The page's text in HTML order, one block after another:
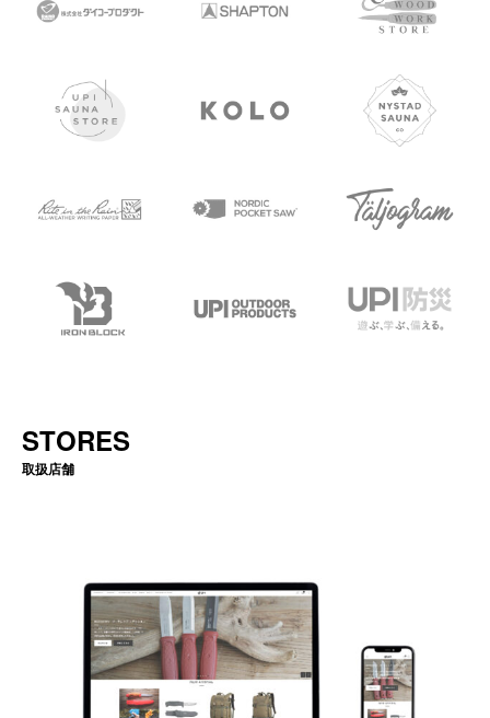
STORES
取扱店舗